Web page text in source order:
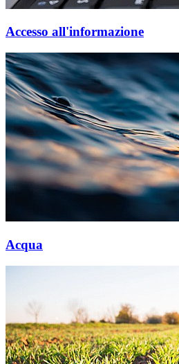
Accesso all'informazione
Acqua